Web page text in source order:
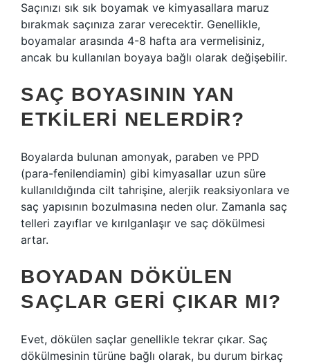
Saçınızı sık sık boyamak ve kimyasallara maruz
bırakmak saçınıza zarar verecektir. Genellikle,
boyamalar arasında 4-8 hafta ara vermelisiniz,
ancak bu kullanılan boyaya bağlı olarak değişebilir.
SAÇ BOYASININ YAN
ETKILERI NELERDIR?
Boyalarda bulunan amonyak, paraben ve PPD
(para-fenilendiamin) gibi kimyasallar uzun süre
kullanıldığında cilt tahrişine, alerjik reaksiyonlara ve
saç yapısının bozulmasına neden olur. Zamanla saç
telleri zayıflar ve kırılganlaşır ve saç dökülmesi
artar.
BOYADAN DÖKÜLEN
SAÇLAR GERI ÇIKAR MI?
Evet, dökülen saçlar genellikle tekrar çıkar. Saç
dökülmesinin türüne bağlı olarak, bu durum birkaç